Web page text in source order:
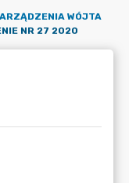
WÓJTA
NR 27 2020